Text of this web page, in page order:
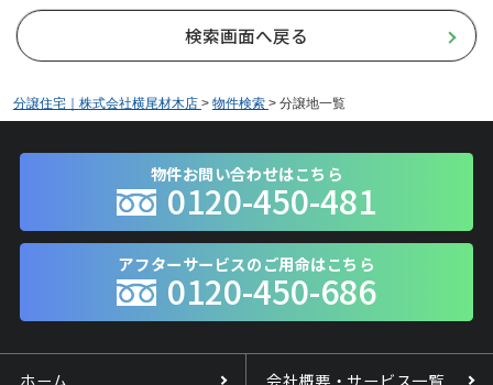
検索画面へ戻る
分譲住宅｜株式会社横尾材木店 > 物件検索 > 分譲地一覧
物件お問い合わせはこちら
0120-450-481
アフターサービスのご用命はこちら
0120-450-686